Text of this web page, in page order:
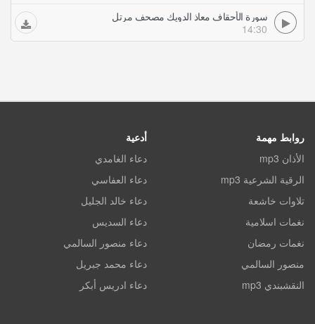
سورة الأحقاف معاذ الدويك مصحف مرتل
14:30
روابط مهمة
الأذان mp3
الرقية الشرعية mp3
تلاوات خاشعة
نغمات اسلامية
نغمات رمضان
منصور السالمي
النقشبندي mp3
أدعية
دعاء الغامدي
دعاء العفاسي
دعاء خالد الجليل
دعاء السديس
دعاء منصور السالمي
دعاء محمد جبريل
دعاء ادريس أبكر